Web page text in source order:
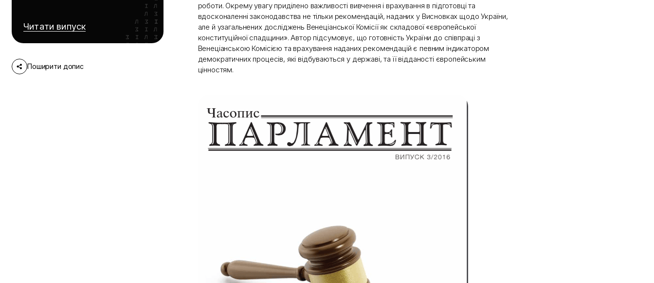
Читати випуск
Поширити допис
роботи. Окрему увагу приділено важливості вивчення і врахування в підготовці та
вдосконаленні законодавства не тільки рекомендацій, наданих у Висновках щодо України,
але й узагальнених досліджень Венеціанської Комісії як складової «європейської
конституційної спадщини». Автор підсумовує, що готовність України до співпраці з
Венеціанською Комісією та врахування наданих рекомендацій є певним індикатором
демократичних процесів, які відбуваються у державі, та її відданості європейським
цінностям.